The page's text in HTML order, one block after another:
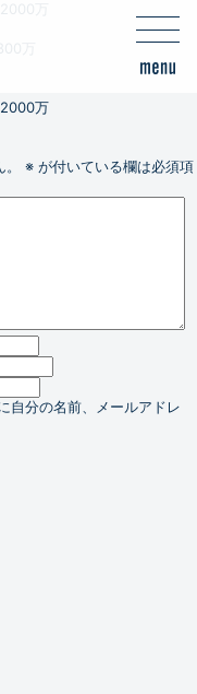
万
万
※ が付いている欄は必須項
自分の名前、メールアドレ